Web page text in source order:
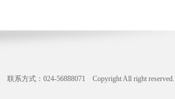
系方式：024-56888071 Copyright All right